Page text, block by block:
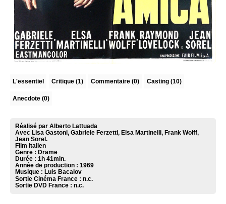
L'essentiel Critique (1) Commentaire (0) Casting (10)
Anecdote (0)
Réalisé par Alberto Lattuada
Avec Lisa Gastoni, Gabriele Ferzetti, Elsa Martinelli, Frank Wolff,
Jean Sorel.
Film italien
Genre : Drame
Durée : 1h 41min.
Année de production : 1969
Musique : Luis Bacalov
Sortie Cinéma France : n.c.
Sortie DVD France : n.c.